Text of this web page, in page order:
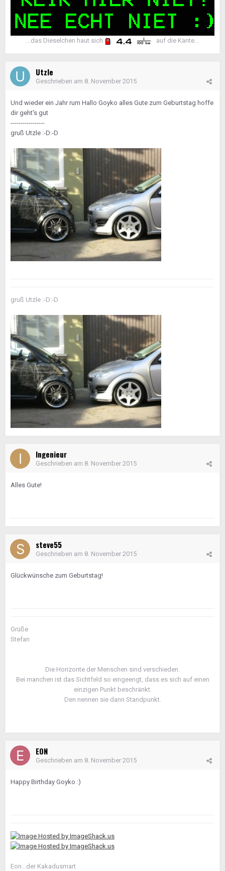
...das Dieselchen haut sich auf die Kante...
Utzle
Geschrieben am 8. November 2015
Und wieder ein Jahr rum Hallo Goyko alles Gute zum Geburtstag hoffe
dir geht's gut
-----------------
gruß Utzle :-D:-D
gruß Utzle :-D:-D
Ingenieur
Geschrieben am 8. November 2015
Alles Gute!
steve55
Geschrieben am 8. November 2015
Glückwünsche zum Geburtstag!
Grüße
Stefan
Die Horizonte der Menschen sind verschieden.
Bei manchen ist das Sichtfeld so eingeengt, dass es sich auf einen
einzigen Punkt beschränkt.
Den nennen sie dann Standpunkt.
EON
Geschrieben am 8. November 2015
Happy Birthday Goyko :)
Eon...der Kakadusmart